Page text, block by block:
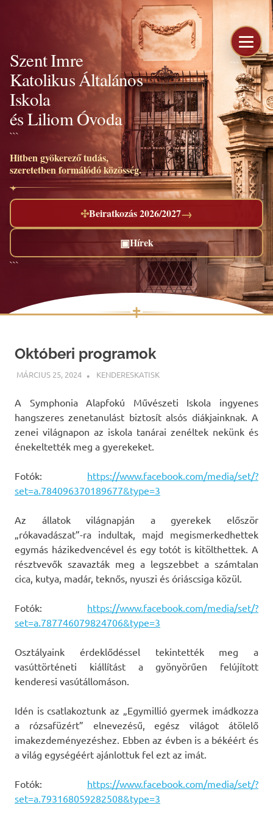
```
```
Szent Imre
Katolikus Általános
Iskola
és Liliom Óvoda
```
Hitben gyökerező tudás,
szeretetben formálódó közösség.
✣Beiratkozás 2026/2027→
▣Hírek
```
✝
content
Októberi programok
MÁRCIUS 25, 2024 KENDERESKATISKUNCATEGORIZED
A Symphonia Alapfokú Művészeti Iskola ingyenes
hangszeres zenetanulást biztosít alsós diákjainknak. A
zenei világnapon az iskola tanárai zenéltek nekünk és
énekeltették meg a gyerekeket.
Fotók: https://www.facebook.com/media/set/?
set=a.784096370189677&type=3
Az állatok világnapján a gyerekek először
„rókavadászat”-ra indultak, majd megismerkedhettek
egymás házikedvencével és egy totót is kitölthettek. A
résztvevők szavazták meg a legszebbet a számtalan
cica, kutya, madár, teknős, nyuszi és óriáscsiga közül.
Fotók: https://www.facebook.com/media/set/?
set=a.787746079824706&type=3
Osztályaink érdeklődéssel tekintették meg a
vasúttörténeti kiállítást a gyönyörűen felújított
kenderesi vasútállomáson.
Idén is csatlakoztunk az „Egymillió gyermek imádkozza
a rózsafüzért” elnevezésű, egész világot átölelő
imakezdeményezéshez. Ebben az évben is a békéért és
a világ egységéért ajánlottuk fel ezt az imát.
Fotók: https://www.facebook.com/media/set/?
set=a.793168059282508&type=3